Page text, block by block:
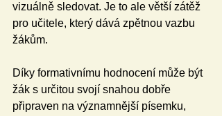
vizuálně sledovat. Je to ale větší zátěž
pro učitele, který dává zpětnou vazbu
žákům.
Díky formativnímu hodnocení může být
žák s určitou svojí snahou dobře
připraven na významnější písemku,